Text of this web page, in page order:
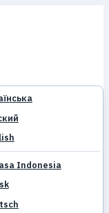
Indonesia